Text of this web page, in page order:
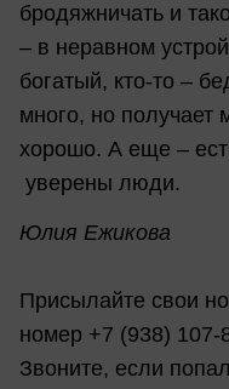
бродяжничать и
– в неравном
богатый, кто-то –
много, но получает
хорошо. А еще –
уверены люди.
Юлия Ежикова
Присылайте свои
номер +7 (938) 107-
Звоните, если